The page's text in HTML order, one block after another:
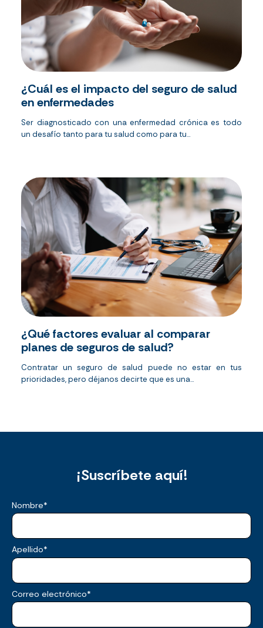
¿Cuál es el impacto del seguro de salud
en enfermedades
Ser diagnosticado con una enfermedad crónica es todo
un desafío tanto para tu salud como para tu...
¿Qué factores evaluar al comparar
planes de seguros de salud?
Contratar un seguro de salud puede no estar en tus
prioridades, pero déjanos decirte que es una...
¡Suscríbete aquí!
Nombre*
Apellido*
Correo electrónico*